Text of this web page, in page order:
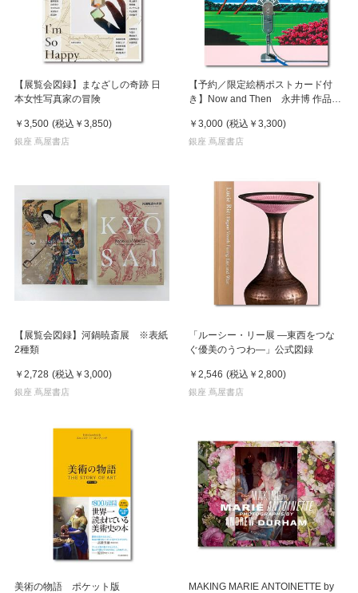
【展覧会図録】まなざしの奇跡 日
本女性写真家の冒険
￥3,500 (税込 ￥3,850)
銀座 蔦屋書店
【予約／限定絵柄ポストカード付
き】Now and Then 永井博 作品
￥3,000 (税込 ￥3,300)
銀座 蔦屋書店
【展覧会図録】河鍋暁斎展 ※表紙
2種類
￥2,728 (税込 ￥3,000)
銀座 蔦屋書店
「ルーシー・リー展 ―東西をつな
ぐ優美のうつわ―」公式図録
￥2,546 (税込 ￥2,800)
銀座 蔦屋書店
美術の物語 ポケット版
MAKING MARIE ANTOINETTE by